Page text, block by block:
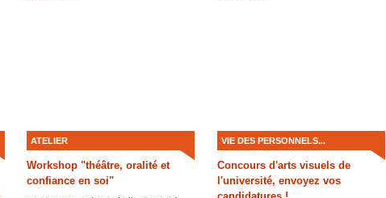
ATELIER
Workshop "théâtre, oralité et
confiance en soi"
VIE DES PERSONNELS...
Concours d'arts visuels de
l'université, envoyez vos